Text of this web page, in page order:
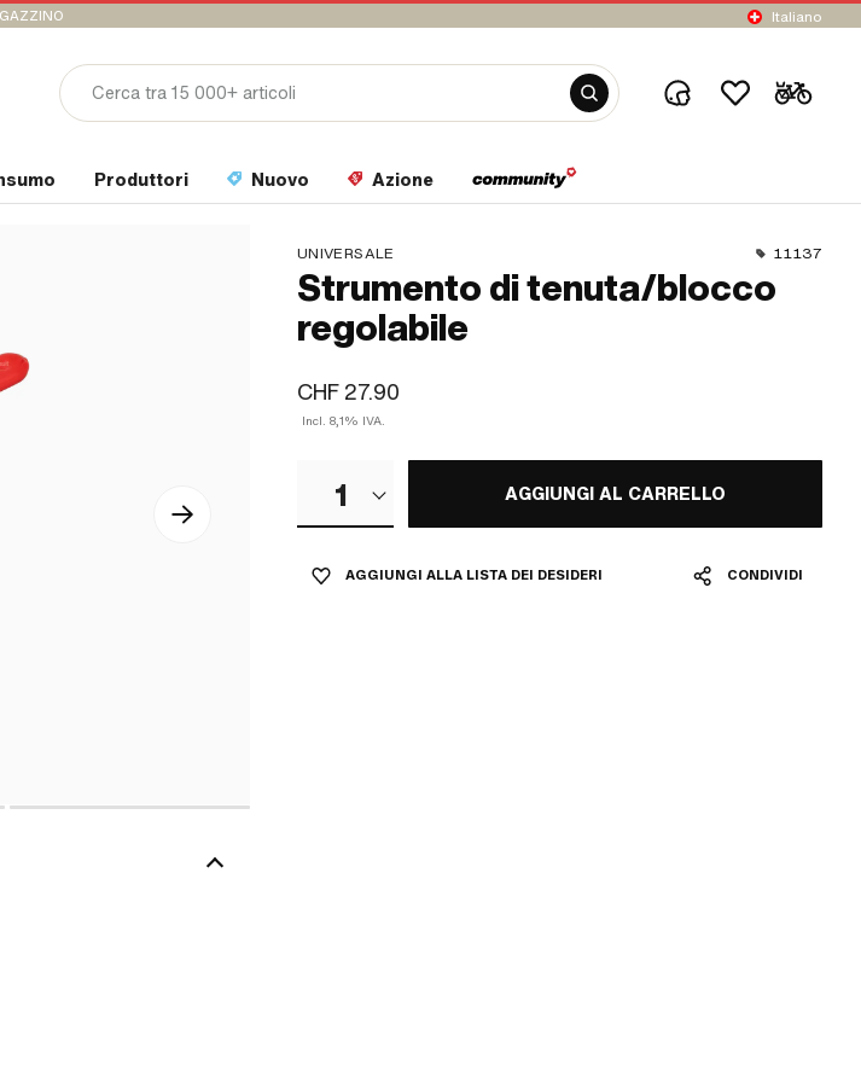
Italiano
Produttori Nuovo Azione
UNIVERSALE 11137
Strumento di tenuta/blocco
regolabile
CHF 27.90
Incl. 8,1% IVA.
1 AGGIUNGI AL CARRELLO
AGGIUNGI ALLA LISTA DEI DESIDERI CONDIVIDI